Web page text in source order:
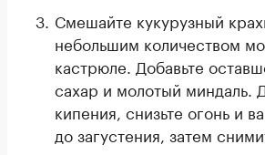
Смешайте кукурузный
небольшим количеством
кастрюле. Добавьте
сахар и молотый миндаль.
кипения, снизьте огонь и
до загустения, затем